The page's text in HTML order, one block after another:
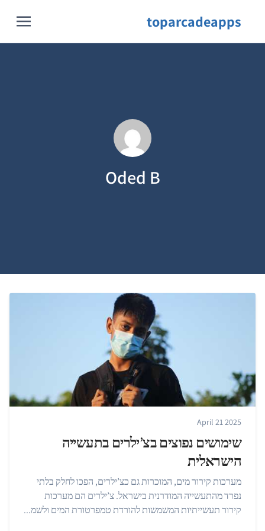
toparcadeapps
Oded B
April 21 2025
שימושים נפוצים בצ’ילרים בתעשייה
הישראלית
מערכות קירור מים, המוכרות גם כצ’ילרים, הפכו לחלק בלתי
נפרד מהתעשייה המודרנית בישראל. צ’ילרים הם מערכות
קירור תעשייתיות המשמשות להורדת טמפרטורת המים ולשמ...